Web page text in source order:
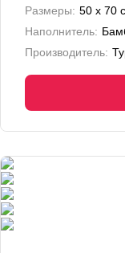
Размеры: 50 x 70
Наполнитель:
Производитель: